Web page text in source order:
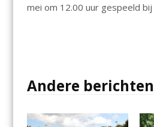
mei om 12.00 uur gespeeld bij
Andere berichten